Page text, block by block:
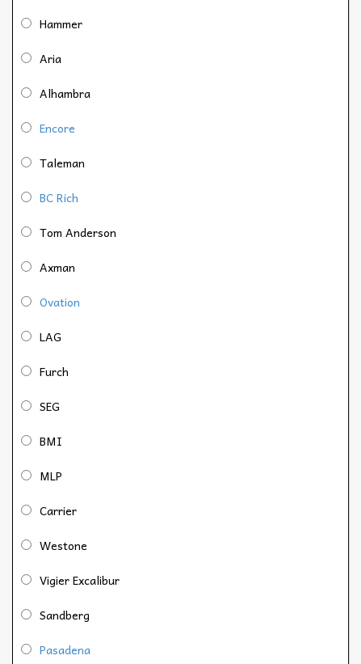
Hammer
Aria
Alhambra
Encore
Taleman
BC Rich
Tom Anderson
Axman
Ovation
LAG
Furch
SEG
BMI
MLP
Carrier
Westone
Vigier Excalibur
Sandberg
Pasadena